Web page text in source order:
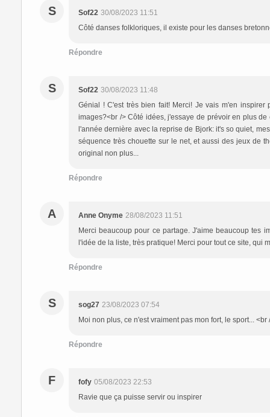
S Sof22 30/08/2023 11:51
Côté danses folkloriques, il existe pour les danses
Répondre
S Sof22 30/08/2023 11:48
Génial ! C'est très bien fait! Merci! Je vais m'en
images?<br /> Côté idées, j'essaye de prévoir en plus
l'année dernière avec la reprise de Bjork: it's so quiet,
séquence très chouette sur le net, et aussi des jeux de
original non plus...
Répondre
A Anne Onyme 28/08/2023 11:51
Merci beaucoup pour ce partage. J'aime beaucoup tes
l'idée de la liste, très pratique! Merci pour tout ce site, qui
Répondre
S sog27 23/08/2023 07:54
Moi non plus, ce n'est vraiment pas mon fort, le sport...
Répondre
F fofy 05/08/2023 22:53
Ravie que ça puisse servir ou inspirer